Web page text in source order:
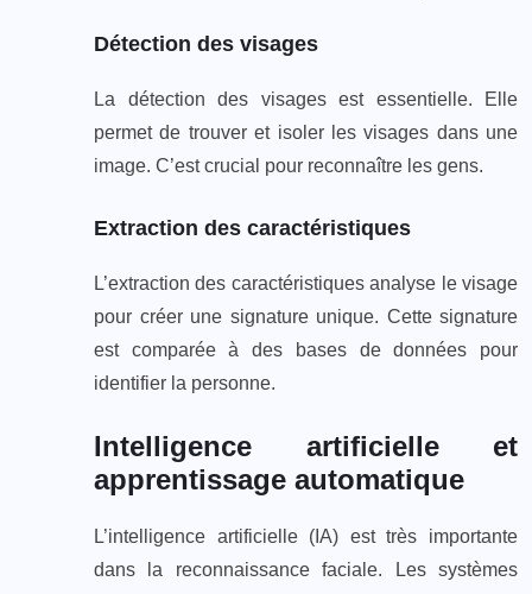
Détection des visages
La détection des visages est essentielle. Elle
permet de trouver et isoler les visages dans une
image. C’est crucial pour reconnaître les gens.
Extraction des caractéristiques
L’extraction des caractéristiques analyse le visage
pour créer une signature unique. Cette signature
est comparée à des bases de données pour
identifier la personne.
Intelligence artificielle et
apprentissage automatique
L’intelligence artificielle (IA) est très importante
dans la reconnaissance faciale. Les systèmes